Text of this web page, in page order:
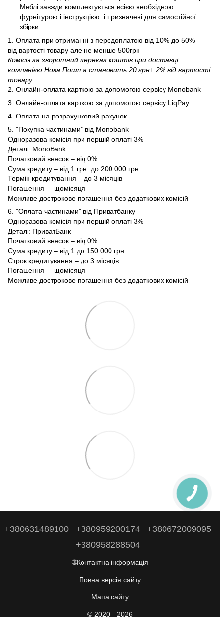
Меблі завжди комплектується всією необхідною
фурнітурою і інструкцією і призначені для самостійної
збірки.
1. Оплата при отриманні з передоплатою від 10% до 50%
від вартості товару але не менше 500грн
Комісія за зворотний переказ коштів при доставці
компанією Нова Пошта становить 20 грн+ 2% від вартості
товару.
2. Онлайн-оплата карткою за допомогою сервісу Monobank
3. Онлайн-оплата карткою за допомогою сервісу LiqPay
4. Оплата на розрахунковий рахунок
5. "Покупка частинами" від Monobank
Одноразова комісія при першій оплаті 3%
Деталі: MonoBank
Початковий внесок – від 0%
Сума кредиту – від 1 грн. до 200 000 грн.
Термін кредитування – до 3 місяців
Погашення – щомісяця
Можливе дострокове погашення без додаткових комісій
6. "Оплата частинами" від Приватбанку
Одноразова комісія при першій оплаті 3%
Деталі: ПриватБанк
Початковий внесок – від 0%
Сума кредиту – від 1 до 150 000 грн
Строк кредитування – до 3 місяців
Погашення – щомісяця
Можливе дострокове погашення без додаткових комісій
+380631489100 +380959200174
+380672009095
+380958288504
🌐Контактна інформація
Повна версія сайту
Мапа сайту
© 2020—2026